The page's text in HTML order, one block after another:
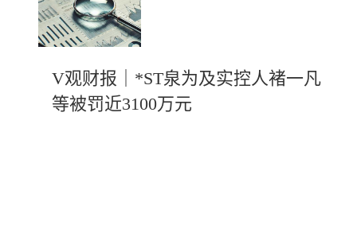
V观财报｜*ST泉为及实控人褚一凡
等被罚近3100万元